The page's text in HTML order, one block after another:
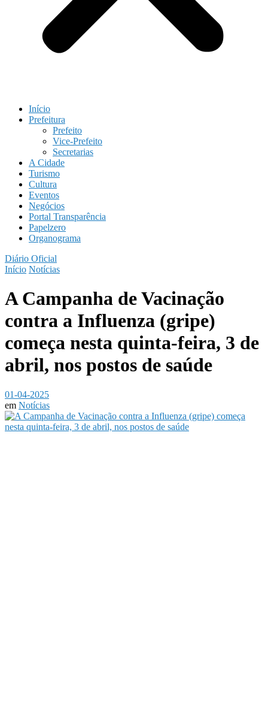
Início
Prefeitura
Prefeito
Vice-Prefeito
Secretarias
A Cidade
Turismo
Cultura
Eventos
Negócios
Portal Transparência
Papelzero
Organograma
Diário Oficial
Início Notícias
A Campanha de Vacinação
contra a Influenza (gripe)
começa nesta quinta-feira, 3 de
abril, nos postos de saúde
01-04-2025
em Notícias